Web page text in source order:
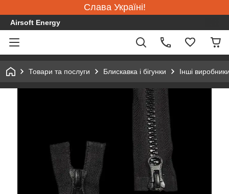
Слава Україні!
Airsoft Energy
Товари та послуги Блискавка і бігунки Інші